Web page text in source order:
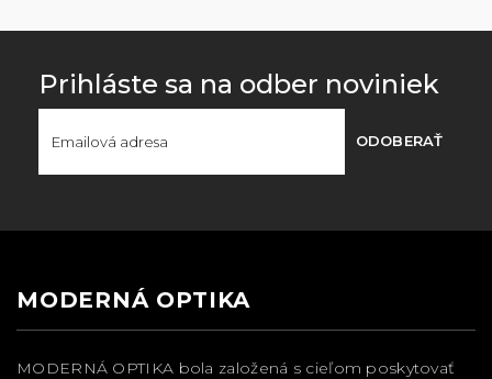
Prihláste sa na odber noviniek
ODOBERAŤ
MODERNÁ OPTIKA
MODERNÁ OPTIKA bola založená s cieľom poskytovať